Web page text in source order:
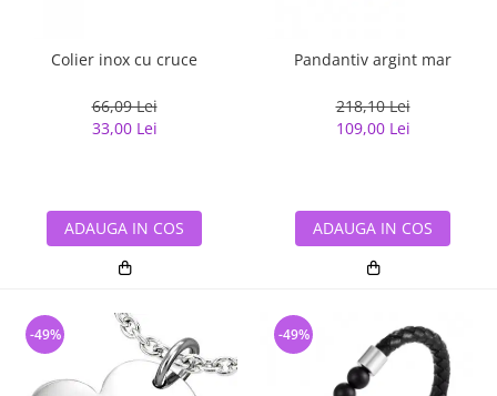
Colier inox cu cruce
66,09 Lei
33,00 Lei
ADAUGA IN COS
Pandantiv argint mar
218,10 Lei
109,00 Lei
ADAUGA IN COS
-49% -49%